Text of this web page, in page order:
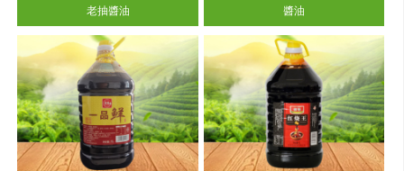
老抽醬油 醬油